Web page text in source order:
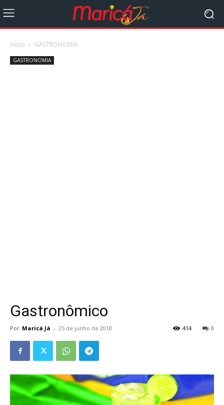
Início GASTRONOMIA
GASTRONOMIA
Gastronômico
Por Maricá Já - 25 de junho de 2018 0
414